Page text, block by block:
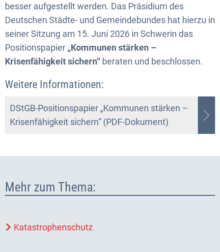
besser aufgestellt werden. Das Präsidium des
Deutschen Städte- und Gemeindebundes hat hierzu in
seiner Sitzung am 15. Juni 2026 in Schwerin das
Positionspapier „Kommunen stärken –
Krisenfähigkeit sichern“ beraten und beschlossen.
Weitere Informationen:
DStGB-Positionspapier „Kommunen stärken –
Krisenfähigkeit sichern“ (PDF-Dokument)
Mehr zum Thema:
Katastrophenschutz